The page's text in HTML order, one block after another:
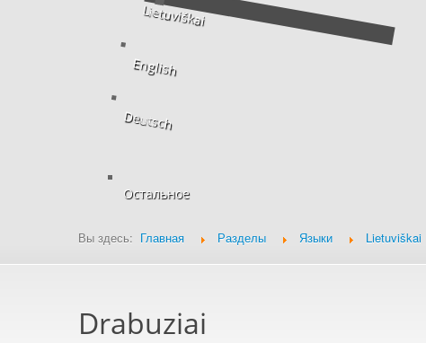
Lietuviškai
English
Deutsch
Остальное
Вы здесь: Главная Разделы Языки Lietuviškai
Drabuziai